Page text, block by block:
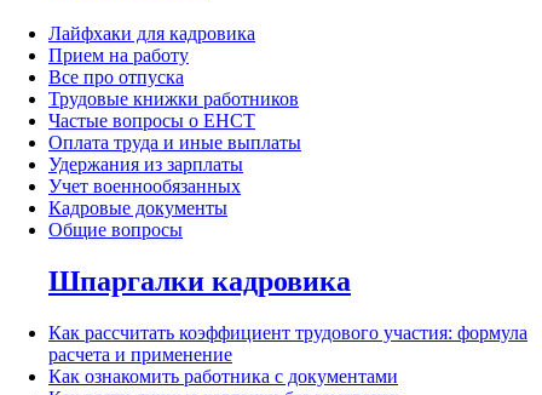
Лайфхаки для кадровика
Прием на работу
Все про отпуска
Трудовые книжки работников
Частые вопросы о ЕНСТ
Оплата труда и иные выплаты
Удержания из зарплаты
Учет военнообязанных
Кадровые документы
Общие вопросы
Шпаргалки кадровика
Как рассчитать коэффициент трудового участия: формула
расчета и применение
Как ознакомить работника с документами